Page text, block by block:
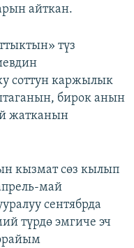
айткан.
түз
соттун каржылык
бирок анын
жатканын
кызмат сөз кылып
май
сентябрда
түрдө эмгиче эч